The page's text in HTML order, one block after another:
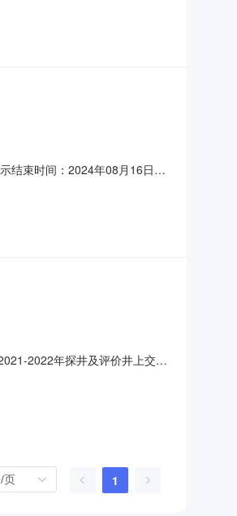
要，现将成交结果公示如下：
结束时间：2024年08月16日
2022年探井及评价井上交研
岩佑能源有限公司成
1